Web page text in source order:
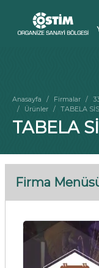
Anasayfa Firmalar
Ürünler
TABELA
TABELA
Firma